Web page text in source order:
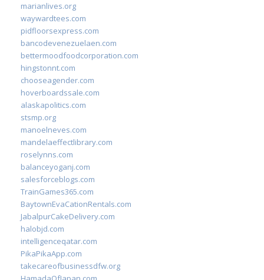
marianlives.org
waywardtees.com
pidfloorsexpress.com
bancodevenezuelaen.com
bettermoodfoodcorporation.com
hingstonnt.com
chooseagender.com
hoverboardssale.com
alaskapolitics.com
stsmp.org
manoelneves.com
mandelaeffectlibrary.com
roselynns.com
balanceyoganj.com
salesforceblogs.com
TrainGames365.com
BaytownEvaCationRentals.com
JabalpurCakeDelivery.com
halobjd.com
intelligenceqatar.com
PikaPikaApp.com
takecareofbusinessdfw.org